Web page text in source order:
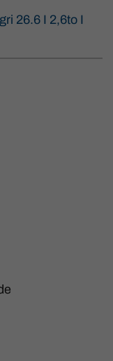
26.6 I 2,6to I